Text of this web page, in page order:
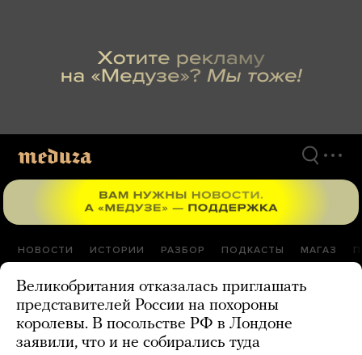
НОВОСТИ ИСТОРИИ РАЗБОР ПОДКАСТЫ МАГАЗ
Великобритания отказалась приглашать
представителей России на похороны
королевы. В посольстве РФ в Лондоне
заявили, что и не собирались туда